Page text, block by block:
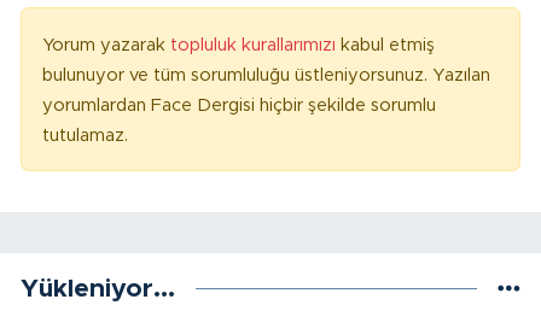
Yorum yazarak topluluk kurallarımızı kabul etmiş
bulunuyor ve tüm sorumluluğu üstleniyorsunuz. Yazılan
yorumlardan Face Dergisi hiçbir şekilde sorumlu
tutulamaz.
Yükleniyor...